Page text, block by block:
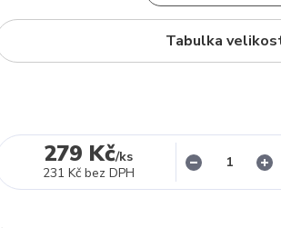
Tabulka
279 Kč/ks
231 Kč bez DPH